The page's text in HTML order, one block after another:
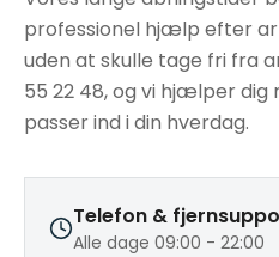
professionel hjælp efter
uden at skulle tage fri fra
55 22 48, og vi hjælper dig
passer ind i din hverdag.
Telefon &
Alle dage 09:00 - 22:00